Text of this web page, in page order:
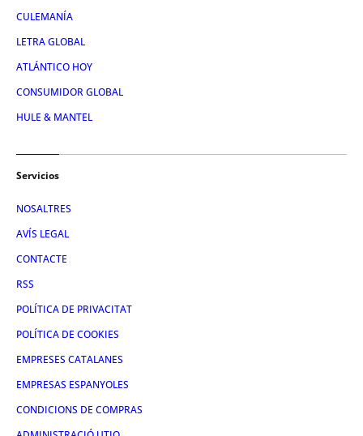
CULEMANÍA
LETRA GLOBAL
ATLÁNTICO HOY
CONSUMIDOR GLOBAL
HULE & MANTEL
Servicios
NOSALTRES
AVÍS LEGAL
CONTACTE
RSS
POLÍTICA DE PRIVACITAT
POLÍTICA DE COOKIES
EMPRESES CATALANES
EMPRESAS ESPANYOLES
CONDICIONS DE COMPRAS